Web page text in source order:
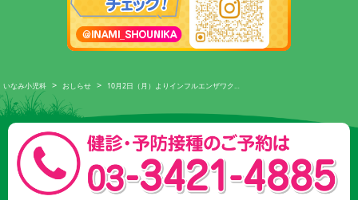
いなみ小児科 > おしらせ > 10月2日（月）よりインフルエンザワク…